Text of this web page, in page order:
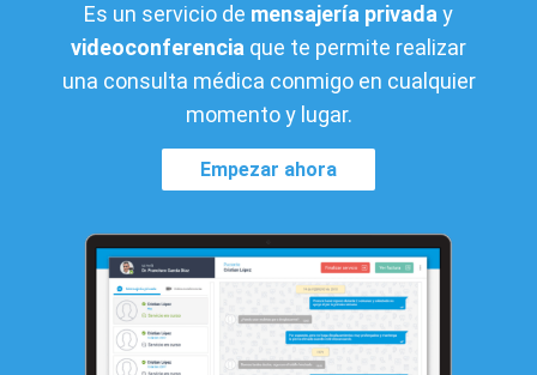
Es un servicio de mensajería privada y
videoconferencia que te permite realizar
una consulta médica conmigo en cualquier
momento y lugar.
Empezar ahora